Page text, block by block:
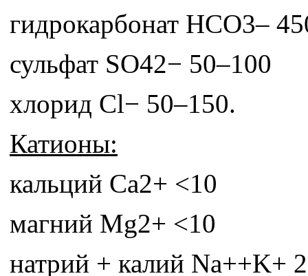
гидрокарбонат HCO3–
сульфат SO42− 50–100
хлорид Cl− 50–150.
Катионы:
кальций Ca2+ <10
магний Mg2+ <10
натрий + калий Na++K+